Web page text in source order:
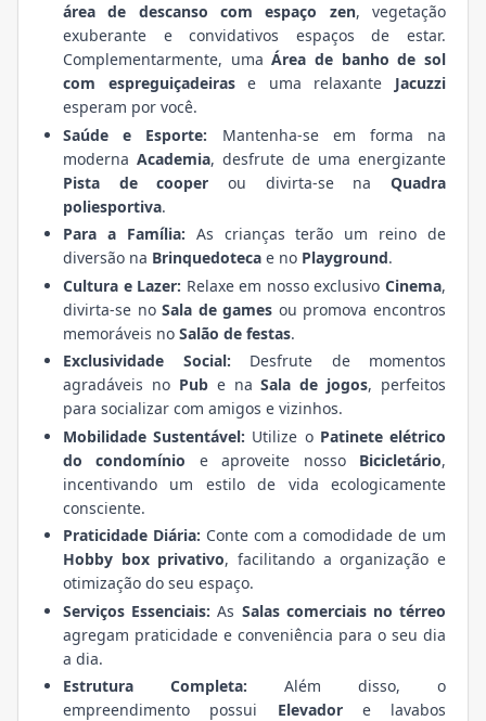
área de descanso com espaço zen, vegetação
exuberante e convidativos espaços de estar.
Complementarmente, umaÁrea de banho de sol
com espreguiçadeirase uma relaxante Jacuzzi
esperam por você.
Saúde e Esporte: Mantenha-se em forma na
moderna Academia, desfrute de uma energizante
Pista de cooper ou divirta-se naQuadra
poliesportiva.
Para a Família: As crianças terão um reino de
diversão na Brinquedoteca e no Playground.
Cultura e Lazer: Relaxe em nosso exclusivoCinema,
divirta-se noSala de games ou promova encontros
memoráveis no Salão de festas.
Exclusividade Social: Desfrute de momentos
agradáveis no Pube naSala de jogos, perfeitos
para socializar com amigos e vizinhos.
Mobilidade Sustentável: Utilize o Patinete elétrico
do condomínio e aproveite nosso Bicicletário,
incentivando um estilo de vida ecologicamente
consciente.
Praticidade Diária: Conte com a comodidade de um
Hobby box privativo, facilitando a organização e
otimização do seu espaço.
Serviços Essenciais: As Salas comerciais no térreo
agregam praticidade e conveniência para o seu dia
a dia.
Estrutura Completa: Além disso, o
empreendimento possui Elevadore lavabos